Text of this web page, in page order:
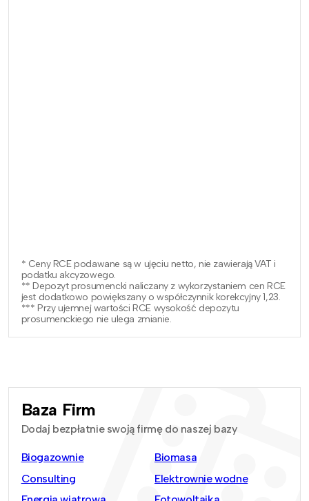
* Ceny RCE podawane są w ujęciu netto, nie zawierają VAT i
podatku akcyzowego.
** Depozyt prosumencki naliczany z wykorzystaniem cen RCE
jest dodatkowo powiększany o współczynnik korekcyjny 1,23.
*** Przy ujemnej wartości RCE wysokość depozytu
prosumenckiego nie ulega zmianie.
Baza Firm
Dodaj bezpłatnie swoją firmę do naszej bazy
Biogazownie
Biomasa
Consulting
Elektrownie wodne